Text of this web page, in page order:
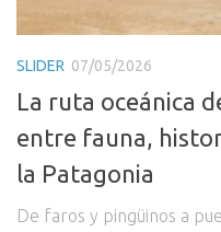
SLIDER 07/05/2026
La ruta oceánica
entre fauna,
la Patagonia
De faros y pingüinos a